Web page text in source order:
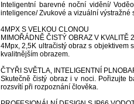
Inteligentní barevné noční vidění/
inteligence/ Zvukové a vizuální výstražné
4MPX S VELKOU CLONOU
MIMOŘÁDNĚ ČISTÝ OBRAZ V KVALITĚ
4Mpx, 2,5K ultračistý obraz s objektivem
kvalitnějším obrazem.
ČTYŘI SVĚTLA, INTELIGENTNÍ
Skutečně čistý obraz i v noci. Pořizujte
rozsvítí při rozpoznání člověka.